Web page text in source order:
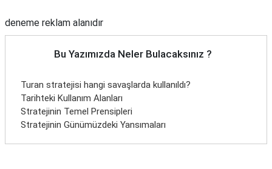
deneme reklam alanıdır
Bu Yazımızda Neler Bulacaksınız ?
Turan stratejisi hangi savaşlarda kullanıldı?
Tarihteki Kullanım Alanları
Stratejinin Temel Prensipleri
Stratejinin Günümüzdeki Yansımaları